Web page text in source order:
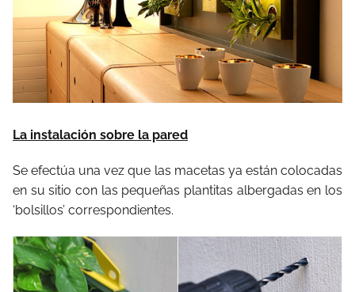
La instalación sobre la pared
Se efectúa una vez que las macetas ya están colocadas
en su sitio con las pequeñas plantitas albergadas en los
‘bolsillos’ correspondientes.